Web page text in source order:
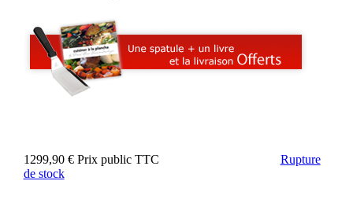
1299,90 € Prix public TTC
Rupture
de stock